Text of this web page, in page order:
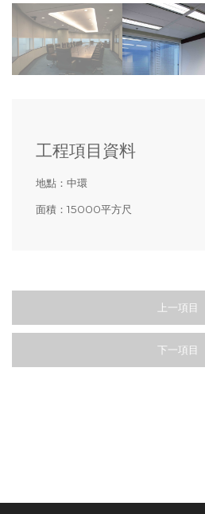
工程項目資料
地點： 中環
面積：15000平方尺
上一項目
下一項目